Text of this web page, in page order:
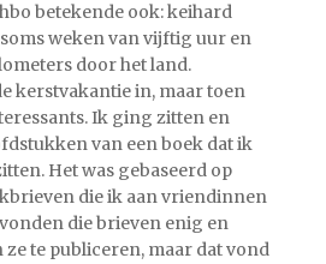
betekende ook: keihard
weken van vijftig uur en
door het land.
kerstvakantie in, maar toen
Ik ging zitten en
van een boek dat ik
Het was gebaseerd op
die ik aan vriendinnen
die brieven enig en
ze te publiceren, maar dat vond